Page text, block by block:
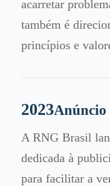
acarretar
também é
princípios e
2023Anúncio
A RNG Brasil
dedicada à
para facilitar a